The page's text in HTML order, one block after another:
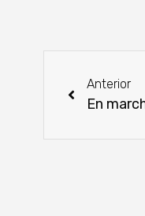
Anterior